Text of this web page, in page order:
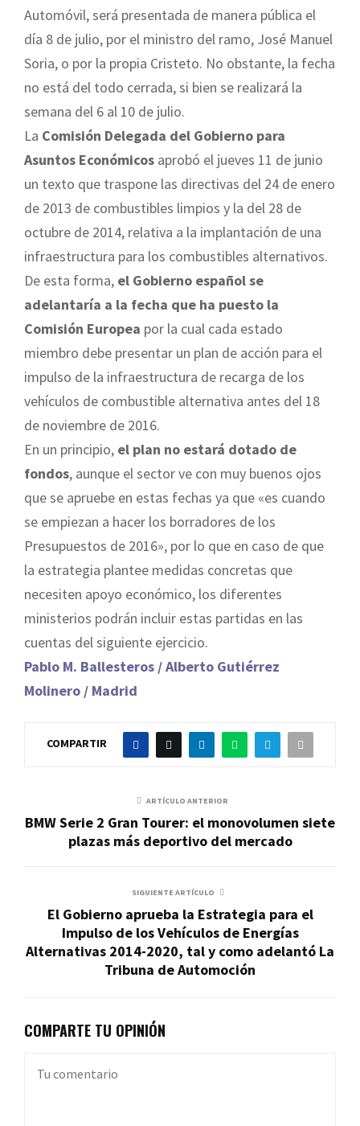
Automóvil, será presentada de manera pública el
día 8 de julio, por el ministro del ramo, José Manuel
Soria, o por la propia Cristeto. No obstante, la fecha
no está del todo cerrada, si bien se realizará la
semana del 6 al 10 de julio.
La Comisión Delegada del Gobierno para
Asuntos Económicos aprobó el jueves 11 de junio
un texto que traspone las directivas del 24 de enero
de 2013 de combustibles limpios y la del 28 de
octubre de 2014, relativa a la implantación de una
infraestructura para los combustibles alternativos.
De esta forma, el Gobierno español se
adelantaría a la fecha que ha puesto la
Comisión Europea por la cual cada estado
miembro debe presentar un plan de acción para el
impulso de la infraestructura de recarga de los
vehículos de combustible alternativa antes del 18
de noviembre de 2016.
En un principio, el plan no estará dotado de
fondos, aunque el sector ve con muy buenos ojos
que se apruebe en estas fechas ya que «es cuando
se empiezan a hacer los borradores de los
Presupuestos de 2016», por lo que en caso de que
la estrategia plantee medidas concretas que
necesiten apoyo económico, los diferentes
ministerios podrán incluir estas partidas en las
cuentas del siguiente ejercicio.
Pablo M. Ballesteros / Alberto Gutiérrez
Molinero / Madrid
COMPARTIR
ARTÍCULO ANTERIOR
BMW Serie 2 Gran Tourer: el monovolumen siete
plazas más deportivo del mercado
SIGUIENTE ARTÍCULO
El Gobierno aprueba la Estrategia para el
Impulso de los Vehículos de Energías
Alternativas 2014-2020, tal y como adelantó La
Tribuna de Automoción
COMPARTE TU OPINIÓN